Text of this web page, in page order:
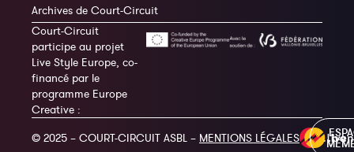
Archives de Court-Circuit
Court-Circuit
participe au projet
Live Style Europe, co-
financé par le
programme Europe
Creative :
© 2025 – COURT-CIRCUIT ASBL – MENTIONS LÉGALES